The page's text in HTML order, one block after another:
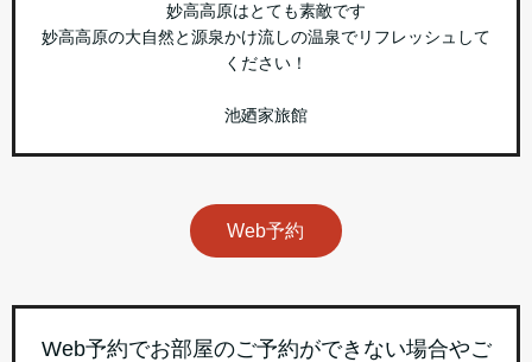
妙高高原はとても素敵です
妙高高原の大自然と源泉かけ流しの温泉でリフレッシュして
ください！
池廼家旅館
Web予約
Web予約でお部屋のご予約ができない場合やご